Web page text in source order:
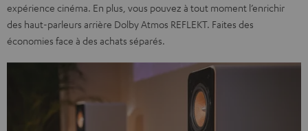
expérience cinéma. En plus, vous pouvez à tout moment l’enrichir
des haut-parleurs arrière Dolby Atmos REFLEKT. Faites des
économies face à des achats séparés.